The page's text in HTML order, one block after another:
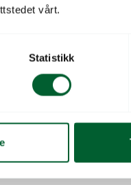
vårt.
Statistikk
45164150
175kr